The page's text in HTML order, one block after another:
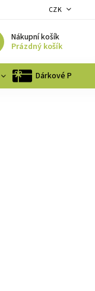
CZK
Nákupní košík
Prázdný košík
Dárkové